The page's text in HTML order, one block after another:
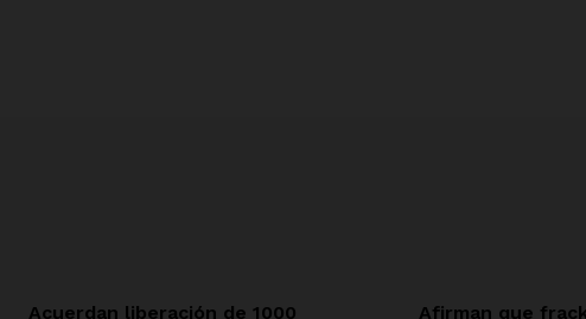
Acuerdan liberación de 1000 Afirman que